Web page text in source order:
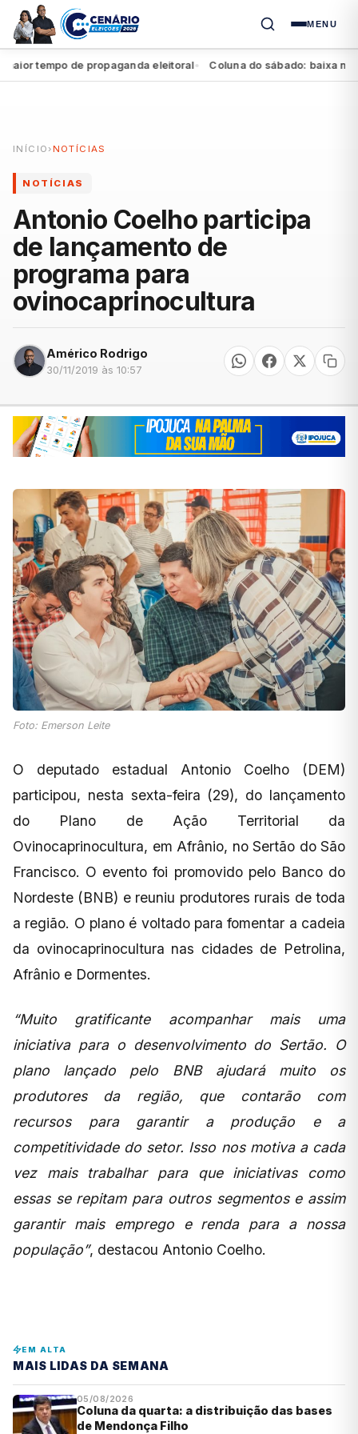
MENU
tempo de propaganda eleitoral● Coluna do sábado: baixa no
INÍCIO ›NOTÍCIAS
NOTÍCIAS
Antonio Coelho participa
de lançamento de
programa para
ovinocaprinocultura
Américo Rodrigo
30/11/2019 às 10:57
Foto: Emerson Leite
O deputado estadual Antonio Coelho (DEM)
participou, nesta sexta-feira (29), do lançamento
do Plano de Ação Territorial da
Ovinocaprinocultura, em Afrânio, no Sertão do São
Francisco. O evento foi promovido pelo Banco do
Nordeste (BNB) e reuniu produtores rurais de toda
a região. O plano é voltado para fomentar a cadeia
da ovinocaprinocultura nas cidades de Petrolina,
Afrânio e Dormentes.
“Muito gratificante acompanhar mais uma
iniciativa para o desenvolvimento do Sertão. O
plano lançado pelo BNB ajudará muito os
produtores da região, que contarão com
recursos para garantir a produção e a
competitividade do setor. Isso nos motiva a cada
vez mais trabalhar para que iniciativas como
essas se repitam para outros segmentos e assim
garantir mais emprego e renda para a nossa
população”, destacou Antonio Coelho.
EM ALTA
MAIS LIDAS DA SEMANA
05/08/2026
Coluna da quarta: a distribuição das bases
de Mendonça Filho